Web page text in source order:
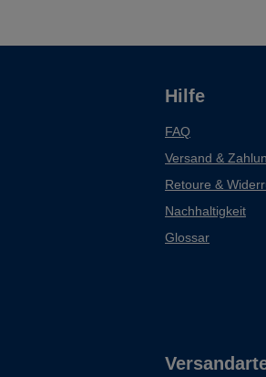
Hilfe
FAQ
Versand &
Retoure &
Nachhaltigkeit
Glossar